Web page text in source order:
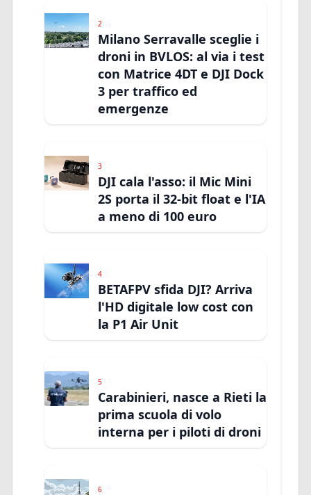
2
Milano Serravalle sceglie i
droni in BVLOS: al via i test
con Matrice 4DT e DJI Dock
3 per traffico ed
emergenze
3
DJI cala l'asso: il Mic Mini
2S porta il 32-bit float e l'IA
a meno di 100 euro
4
BETAFPV sfida DJI? Arriva
l'HD digitale low cost con
la P1 Air Unit
5
Carabinieri, nasce a Rieti la
prima scuola di volo
interna per i piloti di droni
6